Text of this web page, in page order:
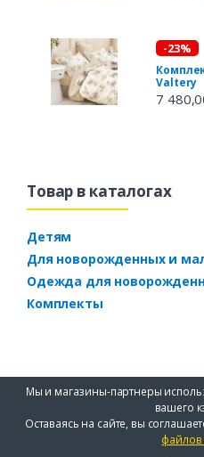
-23%
Valtery
7
Товар в каталогах
Детям
Для новорожденных и
Одежда для
Комплекты
Мы и магазины-партнеры
вашего
Оставаясь на сайте, вы
файлов